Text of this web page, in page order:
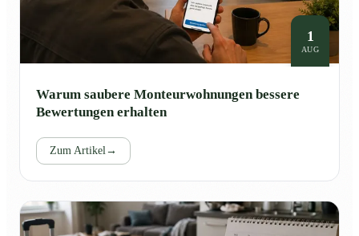
1
AUG
Warum saubere Monteurwohnungen bessere
Bewertungen erhalten
Zum Artikel→